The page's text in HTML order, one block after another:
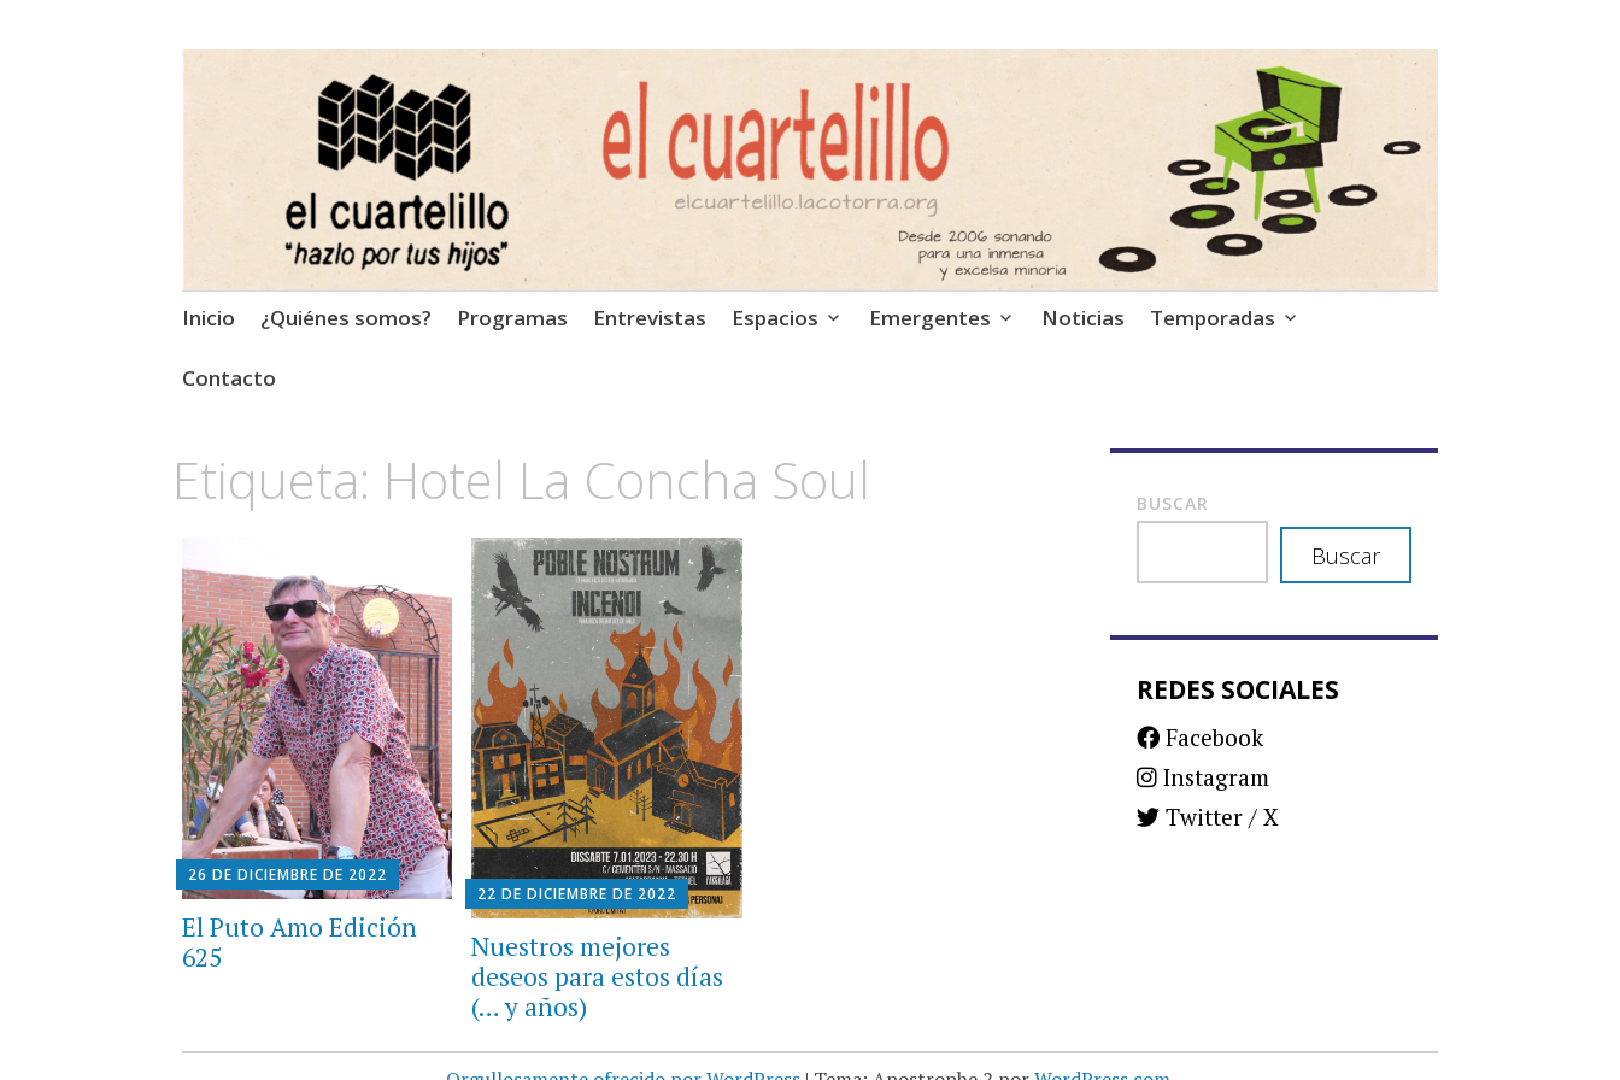
El Cuartelillo
Programa de radio de música independiente. Podcast
Saltar
contenido
Inicio ¿Quiénes somos? Programas Entrevistas Espacios Emergentes Noticias Temporadas
Contacto
Etiqueta: Hotel La Concha Soul
26 DE DICIEMBRE DE 2022
El Puto Amo Edición
625
22 DE DICIEMBRE DE 2022
Nuestros mejores
deseos para estos días
(… y años)
BUSCAR
Buscar
REDES SOCIALES
Facebook
Instagram
Twitter / X